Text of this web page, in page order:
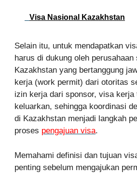
Visa Nasional Kazakhstan
Selain itu, untuk mendapatkan
harus di dukung oleh perusahaan
Kazakhstan yang bertanggung
kerja (work permit) dari otoritas
izin kerja dari sponsor, visa kerja
keluarkan, sehingga koordinasi
di Kazakhstan menjadi langkah
proses pengajuan visa.
Memahami definisi dan tujuan
penting sebelum mengajukan